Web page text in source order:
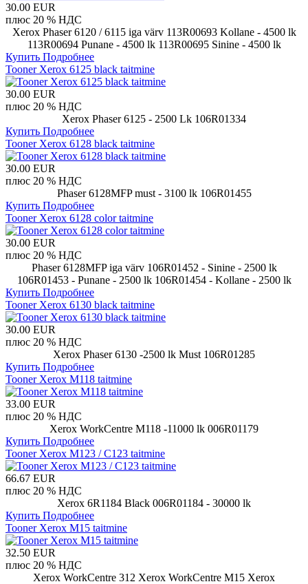
30.00 EUR
плюс 20 % НДС
Xerox Phaser 6120 / 6115 iga värv 113R00693 Kollane - 4500 lk
113R00694 Punane - 4500 lk 113R00695 Sinine - 4500 lk
Купить Подробнее
Tooner Xerox 6125 black taitmine
30.00 EUR
плюс 20 % НДС
Xerox Phaser 6125 - 2500 Lk 106R01334
Купить Подробнее
Tooner Xerox 6128 black taitmine
30.00 EUR
плюс 20 % НДС
Phaser 6128MFP must - 3100 lk 106R01455
Купить Подробнее
Tooner Xerox 6128 color taitmine
30.00 EUR
плюс 20 % НДС
Phaser 6128MFP iga värv 106R01452 - Sinine - 2500 lk
106R01453 - Punane - 2500 lk 106R01454 - Kollane - 2500 lk
Купить Подробнее
Tooner Xerox 6130 black taitmine
30.00 EUR
плюс 20 % НДС
Xerox Phaser 6130 -2500 lk Must 106R01285
Купить Подробнее
Tooner Xerox M118 taitmine
33.00 EUR
плюс 20 % НДС
Xerox WorkCentre M118 -11000 lk 006R01179
Купить Подробнее
Tooner Xerox M123 / C123 taitmine
66.67 EUR
плюс 20 % НДС
Xerox 6R1184 Black 006R01184 - 30000 lk
Купить Подробнее
Tooner Xerox M15 taitmine
32.50 EUR
плюс 20 % НДС
Xerox WorkCentre 312 Xerox WorkCentre M15 Xerox